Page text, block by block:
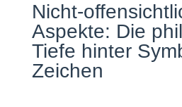
Nicht-
Aspekte: Die
Tiefe hinter
Zeichen